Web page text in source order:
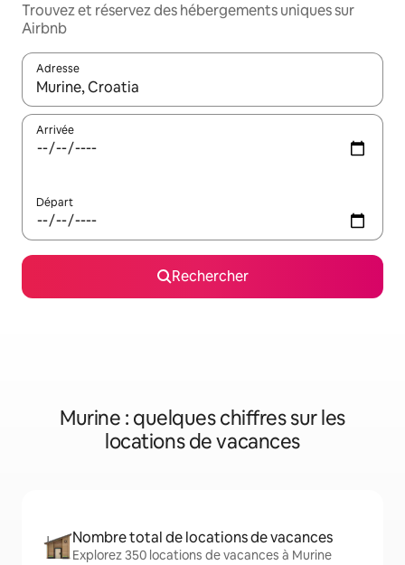
Trouvez et réservez des hébergements uniques sur
Airbnb
Adresse
Lorsque les résultats s'affichent, utilisez les flèches vers le
Arrivée
Départ
Rechercher
Murine : quelques chiffres sur les
locations de vacances
Nombre total de locations de vacances
Explorez 350 locations de vacances à Murine